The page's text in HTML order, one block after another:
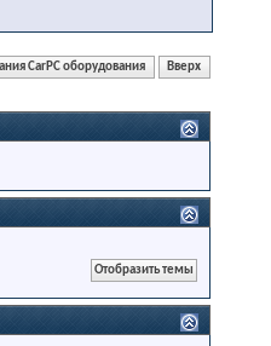
CarPC оборудования Вверх